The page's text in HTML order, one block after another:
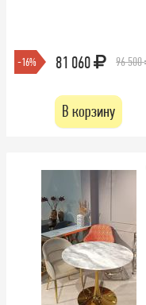
-16% 81 060 96 500
В корзину